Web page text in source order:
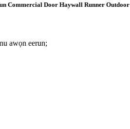
Commercial Door Haywall Runner Outdoor
awọn eerun;